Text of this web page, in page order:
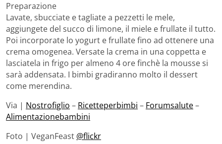
Preparazione
Lavate, sbucciate e tagliate a pezzetti le mele,
aggiungete del succo di limone, il miele e frullate il tutto.
Poi incorporate lo yogurt e frullate fino ad ottenere una
crema omogenea. Versate la crema in una coppetta e
lasciatela in frigo per almeno 4 ore finchè la mousse si
sarà addensata. I bimbi gradiranno molto il dessert
come merendina.
Via | Nostrofiglio – Ricetteperbimbi – Forumsalute–
Alimentazionebambini
Foto | VeganFeast @flickr